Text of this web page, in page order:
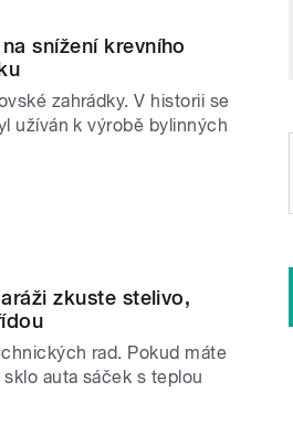
snížení krevního
zahrádky. V historii se
užíván k výrobě bylinných
zkuste stelivo,
rad. Pokud máte
auta sáček s teplou